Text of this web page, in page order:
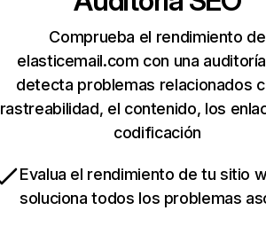
Comprueba el rendimiento de
elasticemail.com con una
detecta problemas relacionados
rastreabilidad, el contenido, los
codificación
Evalua el rendimiento de tu sitio
soluciona todos los problemas